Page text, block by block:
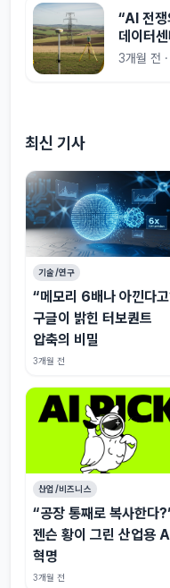
“AI 전쟁
데이터
3개월 전
최신 기사
기술/연구
“메모리 6배나 아낀다
구글이 밝힌 터보퀀트
압축의 비밀
3개월 전
산업/비즈니스
“공장 통째로 복사한다
젠슨 황이 그린 산업용
혁명
3개월 전